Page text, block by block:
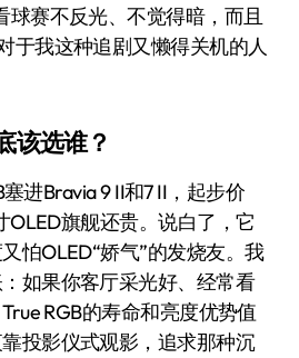
球赛不反光、不觉得暗，而且
我这种追剧又懒得关机的人
该选谁？
进Bravia 9 II和7 II，起步价
旗舰还贵。说白了，它
怕OLED“娇气”的发烧友。我
如果你客厅采光好、经常看
RGB的寿命和亮度优势值
投影仪式观影，追求那种沉